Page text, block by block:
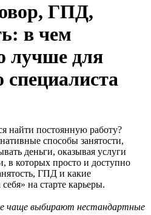
ГПД,
в чем
лучше для
найти постоянную работу?
способы занятости,
деньги, оказывая услуги
в которых просто и доступно
ГПД и какие
на старте карьеры.
чаще выбирают нестандартные